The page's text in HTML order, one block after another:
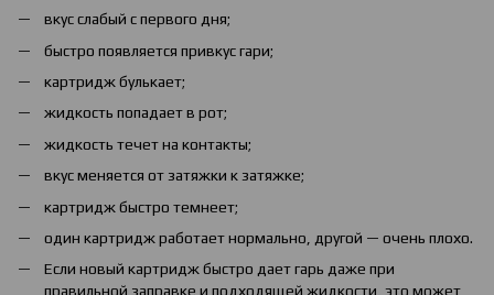
вкус слабый с первого дня;
быстро появляется привкус гари;
картридж булькает;
жидкость попадает в рот;
жидкость течет на контакты;
вкус меняется от затяжки к затяжке;
картридж быстро темнеет;
один картридж работает нормально, другой — очень плохо.
Если новый картридж быстро дает гарь даже при
правильной заправке и подходящей жидкости, это может